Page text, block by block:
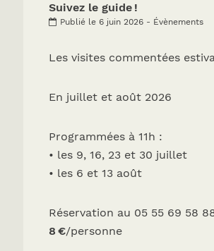
Suivez le guide !
Publié le 6 juin 2026 - Évènements
Les visites commentées
En juillet et août 2026
Programmées à 11h :
• les 9, 16, 23 et 30 juillet
• les 6 et 13 août
Réservation au 05 55 69 58
8 €/personne